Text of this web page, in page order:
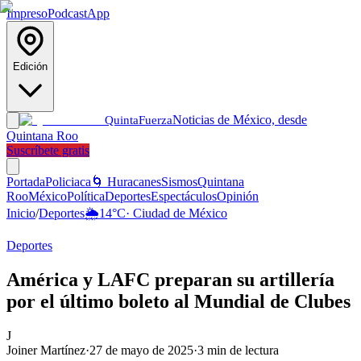
ImpresoPodcastApp
Edición
QuintaFuerzaNoticias de México, desde
Quintana Roo
Suscríbete gratis
PortadaPoliciaca 🌀 HuracanesSismosQuintana
RooMéxicoPolíticaDeportesEspectáculosOpinión
Inicio/Deportes🌦️14°C· Ciudad de México
Deportes
América y LAFC preparan su artillería
por el último boleto al Mundial de Clubes
J
Joiner Martínez·27 de mayo de 2025·3 min de lectura